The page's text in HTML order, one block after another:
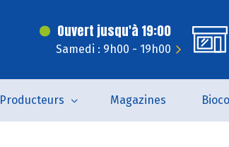
Ouvert jusqu'à 19:00
Samedi : 9h00 - 19h00
Producteurs Magazines